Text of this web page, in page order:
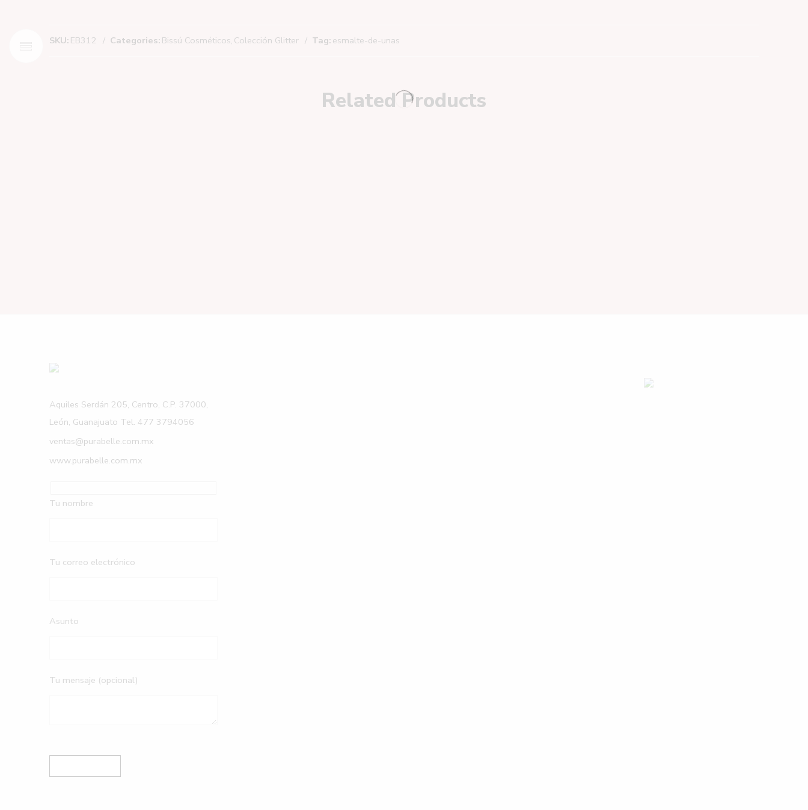
SKU: EB312 Categories: Bissú Cosméticos, Colección Glitter Tag: esmalte-de-unas
Related Products
Aquiles Serdán 205, Centro, C.P. 37000,
León, Guanajuato Tel. 477 3794056
ventas@purabelle.com.mx
www.purabelle.com.mx
Tu nombre
Tu correo electrónico
Asunto
Tu mensaje (opcional)